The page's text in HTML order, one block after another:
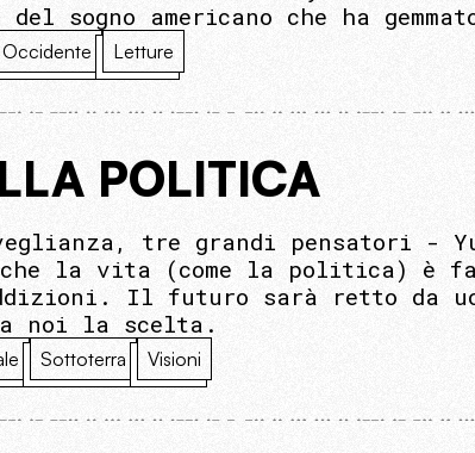
sogno americano che ha
Occidente Letture
POLITICA
tre grandi pensatori -
che la vita (come la politica) è
Il futuro sarà retto da
noi la scelta.
Sottoterra Visioni